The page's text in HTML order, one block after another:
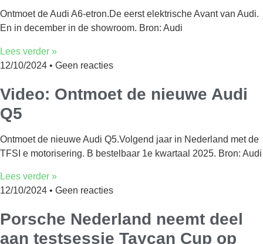
Ontmoet de Audi A6-etron.De eerst elektrische Avant van Audi.
En in december in de showroom. Bron: Audi
Lees verder »
12/10/2024
Geen reacties
Video: Ontmoet de nieuwe Audi
Q5
Ontmoet de nieuwe Audi Q5.Volgend jaar in Nederland met de
TFSI e motorisering. B bestelbaar 1e kwartaal 2025. Bron: Audi
Lees verder »
12/10/2024
Geen reacties
Porsche Nederland neemt deel
aan testsessie Taycan Cup op